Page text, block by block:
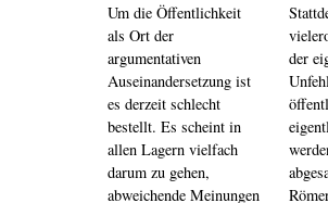
Um die Öffentlichkeit
als Ort der
argumentativen
Auseinandersetzung ist
es derzeit schlecht
bestellt. Es scheint in
allen Lagern vielfach
darum zu gehen,
abweichende Meinungen
Stattdessen herrscht
vielerorts die Arroganz
der eigenen
Unfehlbarkeit. Und wo
öffentlicher Streit
eigentlich ausgetragen
werden sollte, wird er
abgesagt. Anlass für die
Römerberggespräche,